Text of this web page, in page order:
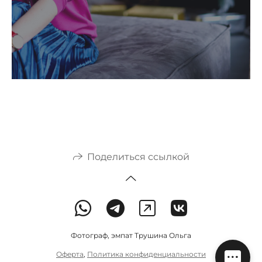
Поделиться ссылкой
Фотограф, эмпат Трушина Ольга
Оферта, Политика конфиденциальности